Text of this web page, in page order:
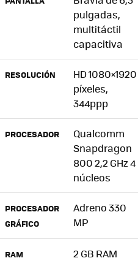
pulgadas,
multitáctil
capacitiva
RESOLUCIÓN
HD 1080×1920
píxeles,
344ppp
PROCESADOR
Qualcomm
Snapdragon
800 2,2 GHz 4
núcleos
PROCESADOR
GRÁFICO
Adreno 330
MP
RAM 2 GB RAM